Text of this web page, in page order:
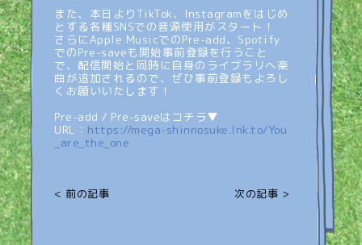
また、本日よりTikTok、Instagramをはじめ
とする各種SNSでの音源使用がスタート！
さらにApple MusicでのPre-add、Spotify
でのPre-saveも開始事前登録を行うこと
で、配信開始と同時に自身のライブラリへ楽
曲が追加されるので、ぜひ事前登録もよろし
くお願いいたします！
Pre-add / Pre-saveはコチラ▼
URL： https://mega-shinnosuke.lnk.to/You
_are_the_one
< 前の記事 次の記事 >